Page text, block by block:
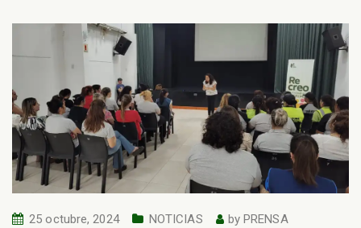
25 octubre, 2024 NOTICIAS byPRENSA